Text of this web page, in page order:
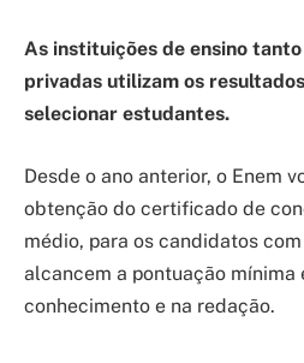
As instituições de ensino
privadas utilizam os
selecionar estudantes.
Desde o ano anterior, o Enem
obtenção do certificado de
médio, para os candidatos
alcancem a pontuação mínima
conhecimento e na redação.